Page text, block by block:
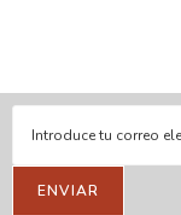
ENVIAR